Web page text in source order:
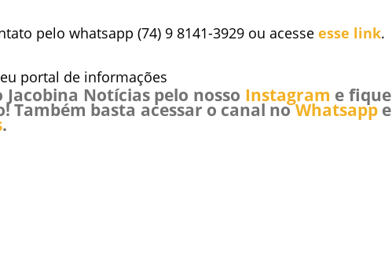
pelo whatsapp (74) 9 8141-3929 ou acesse esse link.
portal de informações
Jacobina Notícias pelo nosso Instagram e fique
Também basta acessar o canal noWhatsappe
.